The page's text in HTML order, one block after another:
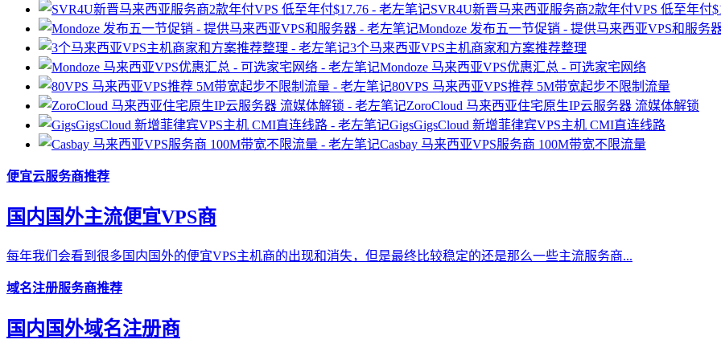
SVR4U新晋马来西亚服务商2款年付VPS 低至年付
Mondoze 发布五一节促销 - 提供马来西亚VPS和服务
3个马来西亚VPS主机商家和方案推荐整理
Mondoze 马来西亚VPS优惠汇总 - 可选家宅网络
80VPS 马来西亚VPS推荐 5M带宽起步不限制流量
ZoroCloud 马来西亚住宅原生IP云服务器 流媒体解锁
GigsGigsCloud 新增菲律宾VPS主机 CMI直连线路
Casbay 马来西亚VPS服务商 100M带宽不限流量
便宜云服务商推荐
国内国外主流便宜VPS商
每年我们会看到很多国内国外的便宜VPS主机商的出现和消失，但是最终比较稳定的还是那么一些主流服务商...
域名注册服务商推荐
国内国外域名注册商